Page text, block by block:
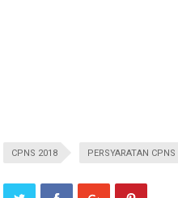
CPNS 2018 PERSYARATAN CPNS